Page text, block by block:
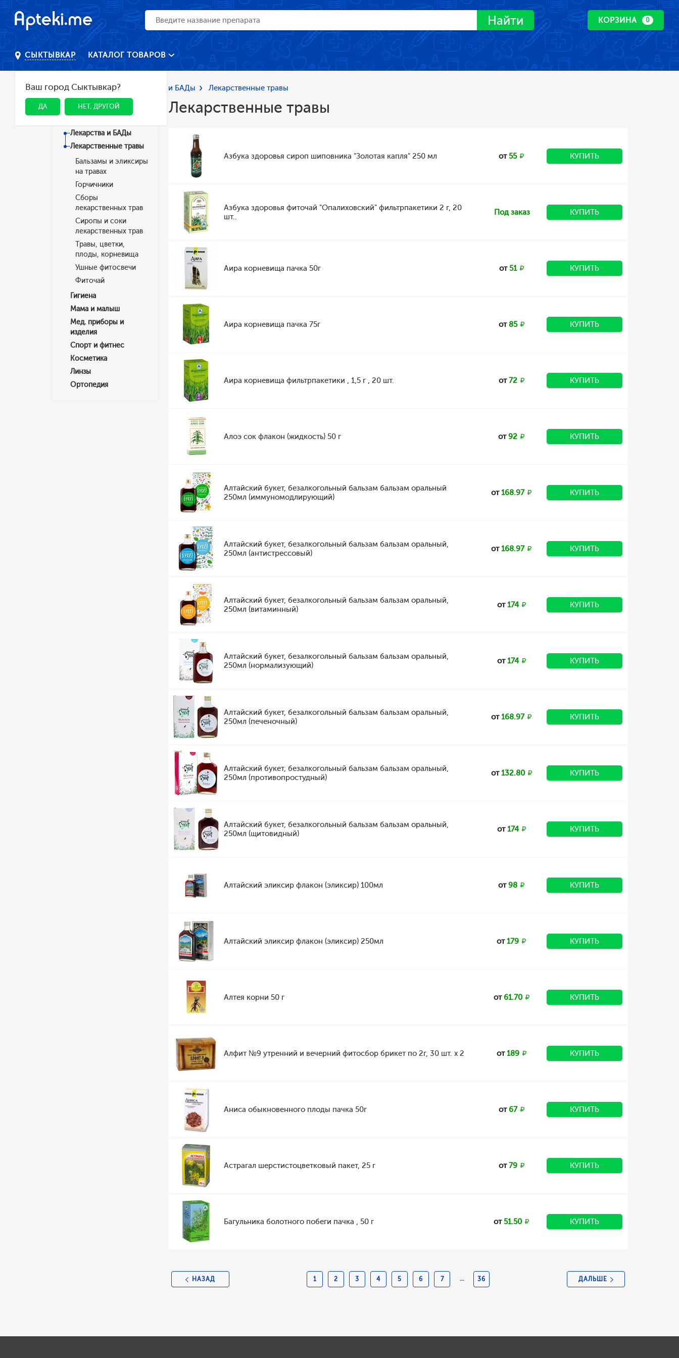
Найти КОРЗИНА 0
СЫКТЫВКАР
Ваш город Сыктывкар?
ДА НЕТ, ДРУГОЙ
КАТАЛОГ ТОВАРОВ
Главная Каталог Лекарства и БАДы Лекарственные травы
Категории
Лекарства и БАДы
Лекарственные травы
Бальзамы и эликсиры
на травах
Горчичники
Сборы
лекарственных трав
Сиропы и соки
лекарственных трав
Травы, цветки,
плоды, корневища
Ушные фитосвечи
Фиточай
Гигиена
Мама и малыш
Мед. приборы и
изделия
Спорт и фитнес
Косметика
Линзы
Ортопедия
Лекарственные травы
Азбука здоровья сироп шиповника "Золотая капля" 250 мл от55 КУПИТЬ
Азбука здоровья фиточай "Опалиховский" фильтрпакетики 2 г, 20
шт..
Под заказ КУПИТЬ
Аира корневища пачка 50г от51 КУПИТЬ
Аира корневища пачка 75г от85 КУПИТЬ
Аира корневища фильтрпакетики , 1,5 г , 20 шт. от72 КУПИТЬ
Алоэ сок флакон (жидкость) 50 г от92 КУПИТЬ
Алтайский букет, безалкогольный бальзам бальзам оральный
250мл (иммуномодлирующий)
от168.97 КУПИТЬ
Алтайский букет, безалкогольный бальзам бальзам оральный,
250мл (антистрессовый)
от168.97 КУПИТЬ
Алтайский букет, безалкогольный бальзам бальзам оральный,
250мл (витаминный)
от174 КУПИТЬ
Алтайский букет, безалкогольный бальзам бальзам оральный,
250мл (нормализующий)
от174 КУПИТЬ
Алтайский букет, безалкогольный бальзам бальзам оральный,
250мл (печеночный)
от168.97 КУПИТЬ
Алтайский букет, безалкогольный бальзам бальзам оральный,
250мл (противопростудный)
от132.80 КУПИТЬ
Алтайский букет, безалкогольный бальзам бальзам оральный,
250мл (щитовидный)
от174 КУПИТЬ
Алтайский эликсир флакон (эликсир) 100мл от98 КУПИТЬ
Алтайский эликсир флакон (эликсир) 250мл от179 КУПИТЬ
Алтея корни 50 г от61.70 КУПИТЬ
Алфит №9 утренний и вечерний фитосбор брикет по 2г, 30 шт. х 2 от189 КУПИТЬ
Аниса обыкновенного плоды пачка 50г от67 КУПИТЬ
Астрагал шерстистоцветковый пакет, 25 г от79 КУПИТЬ
Багульника болотного побеги пачка , 50 г от51.50 КУПИТЬ
НАЗАД 1 2 3 4 5 6 7 ... 36 ДАЛЬШЕ